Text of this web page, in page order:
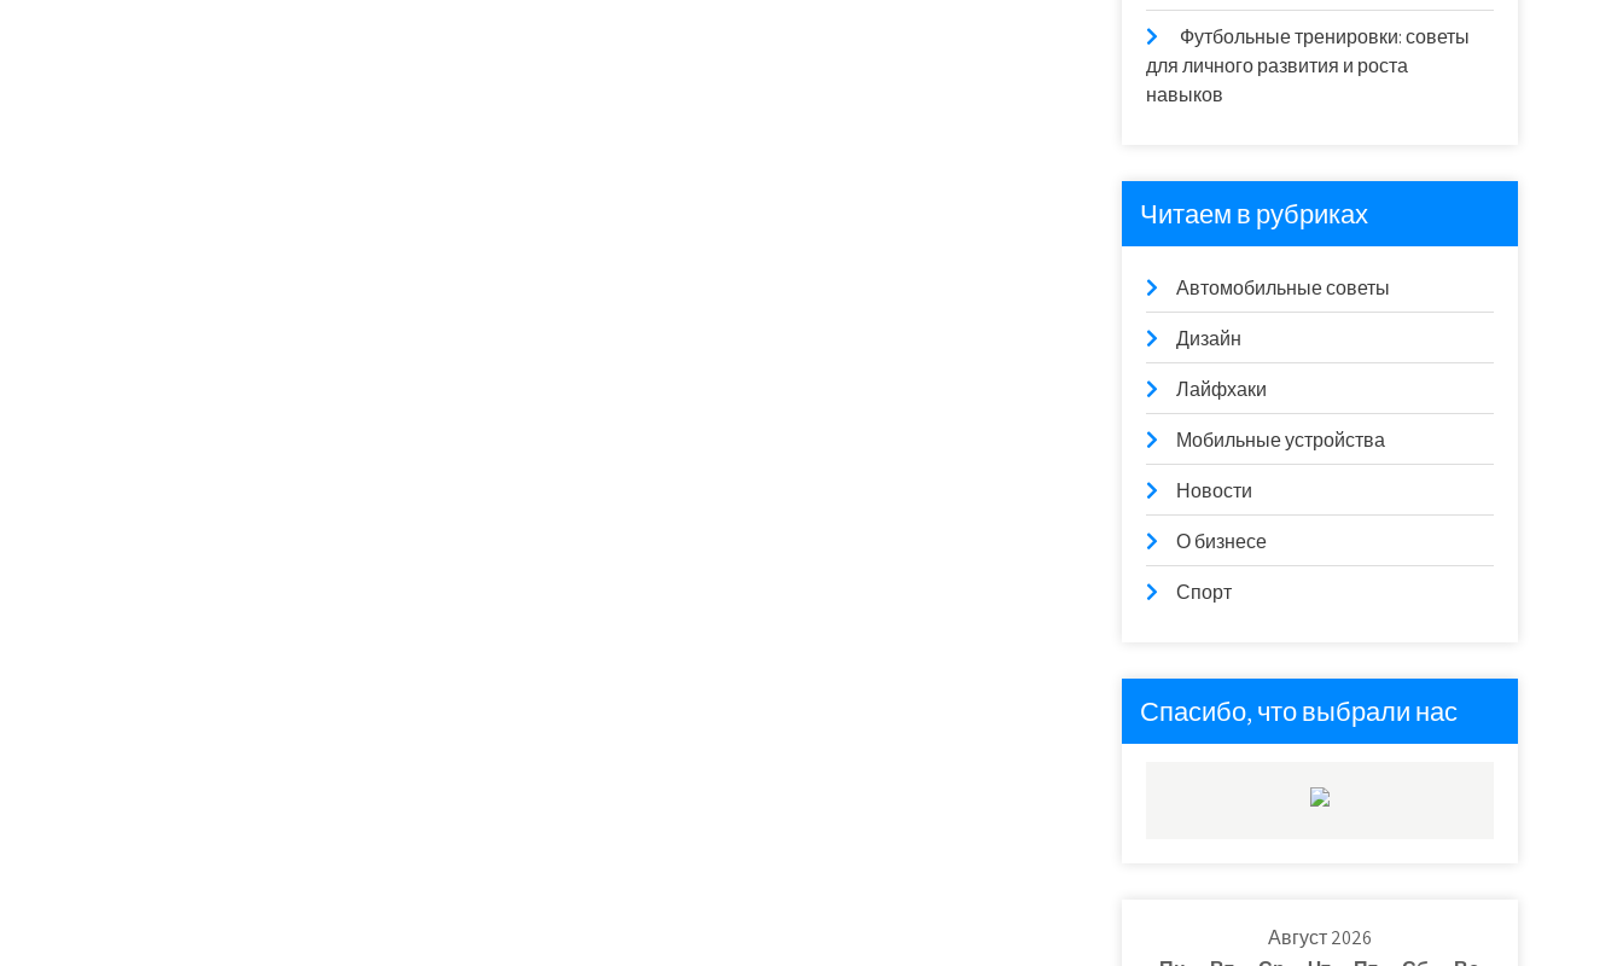
Футбольные тренировки: советы
для личного развития и роста
навыков
Читаем в рубриках
Автомобильные советы
Дизайн
Лайфхаки
Мобильные устройства
Новости
О бизнесе
Спорт
Спасибо, что выбрали нас
Август 2026